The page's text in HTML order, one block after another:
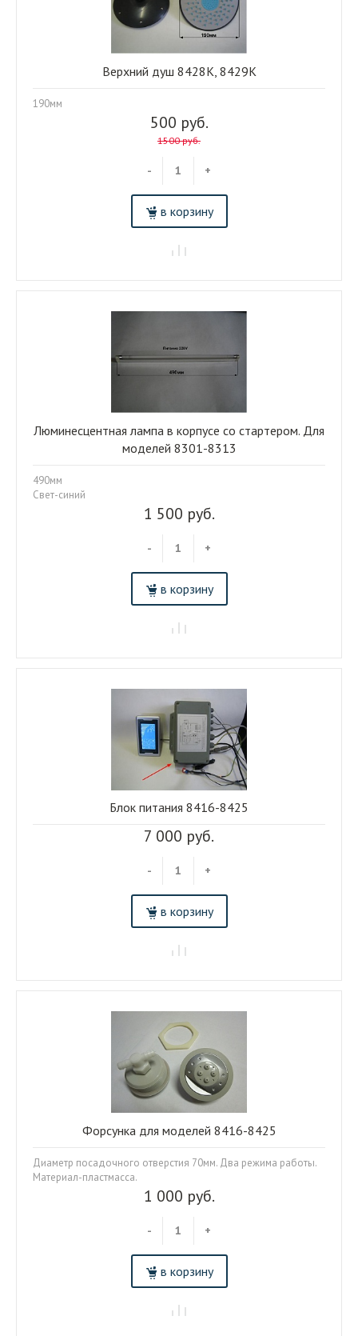
500 руб.
1500 руб.
- +
в корзину
Верхний душ 8428К, 8429К
190мм
1 500 руб.
- +
в корзину
Люминесцентная лампа в корпусе со стартером. Для
моделей 8301-8313
490мм
Свет-синий
7 000 руб.
- +
в корзину
Блок питания 8416-8425
1 000 руб.
- +
в корзину
Форсунка для моделей 8416-8425
Диаметр посадочного отверстия 70мм. Два режима работы.
Материал-пластмасса.